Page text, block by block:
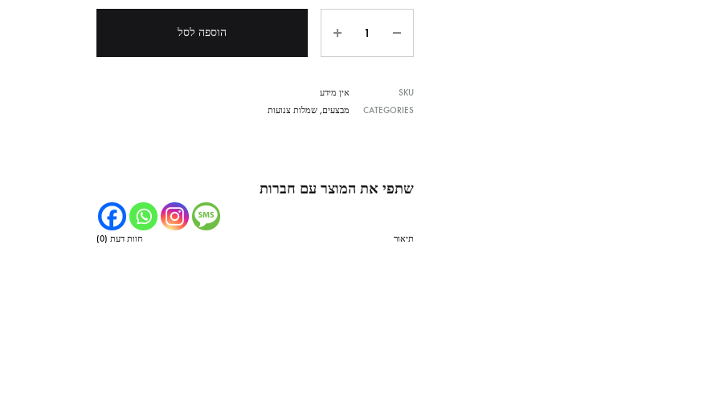
הוספה לסל
SKU
אין מידע
CATEGORIES
מבצעים,שמלות צנועות
שתפי את המוצר עם חברות
תיאור חוות דעת (0)